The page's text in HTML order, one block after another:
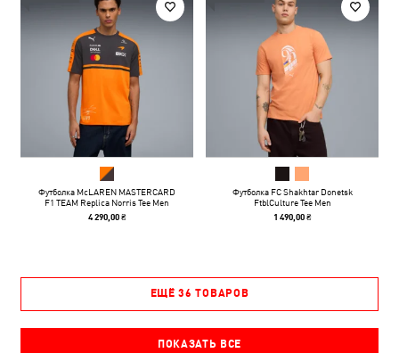
Футболка McLAREN MASTERCARD
F1 TEAM Replica Norris Tee Men
4 290,00 ₴
Футболка FC Shakhtar Donetsk
FtblCulture Tee Men
1 490,00 ₴
ЕЩЁ 36 ТОВАРОВ
ПОКАЗАТЬ ВСЕ